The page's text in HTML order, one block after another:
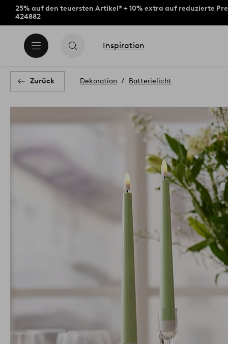
25% auf den teuersten Artikel* + 10% extra auf reduzierte
424882
Inspiration
Zurück Dekoration Batterielicht